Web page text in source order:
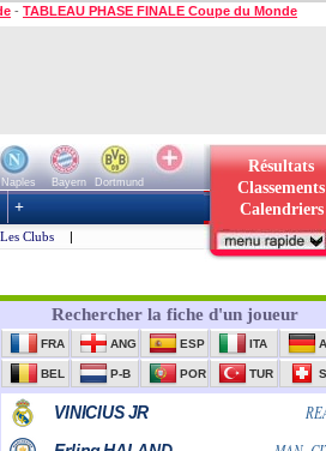
- TABLEAU PHASE FINALE Coupe du Monde
Naples Bayern
Dortmund
Résultats
Classements
Calendriers
+
Les Clubs |